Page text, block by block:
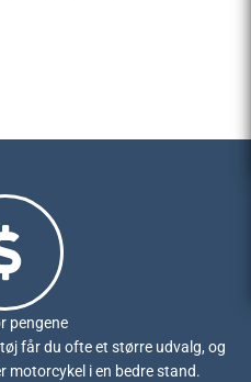
pengene
får du ofte et større udvalg, og
motorcykel i en bedre stand.